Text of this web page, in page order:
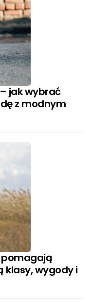
jak wybrać
z modnym
pomagają
klasy, wygody i